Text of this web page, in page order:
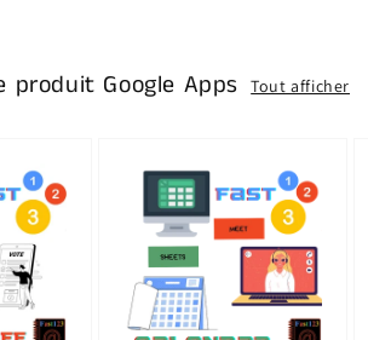
produit Google Apps Tout afficher